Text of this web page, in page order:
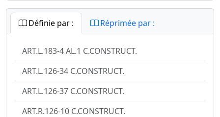
Définie par : Réprimée par :
ART.L.183-4 AL.1 C.CONSTRUCT.
ART.L.126-34 C.CONSTRUCT.
ART.L.126-37 C.CONSTRUCT.
ART.R.126-10 C.CONSTRUCT.